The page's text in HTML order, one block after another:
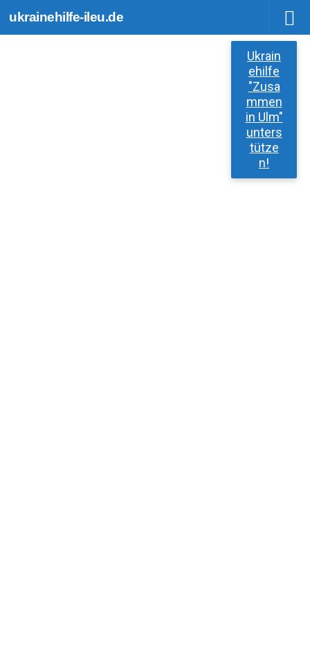
Zum Inhalt springen
ukrainehilfe-ileu.de
Ukrain
ehilfe
"Zusa
mmen
in Ulm"
unters
tütze
n!